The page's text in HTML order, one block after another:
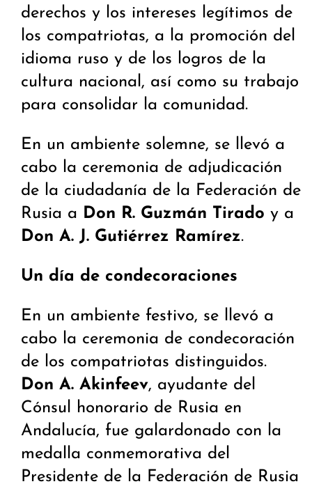
derechos y los intereses legítimos de
los compatriotas, a la promoción del
idioma ruso y de los logros de la
cultura nacional, así como su trabajo
para consolidar la comunidad.
En un ambiente solemne, se llevó a
cabo la ceremonia de adjudicación
de la ciudadanía de la Federación de
Rusia a Don R. Guzmán Tirado y a
Don A. J. Gutiérrez Ramírez.
Un día de condecoraciones
En un ambiente festivo, se llevó a
cabo la ceremonia de condecoración
de los compatriotas distinguidos.
Don A. Akinfeev, ayudante del
Cónsul honorario de Rusia en
Andalucía, fue galardonado con la
medalla conmemorativa del
Presidente de la Federación de Rusia